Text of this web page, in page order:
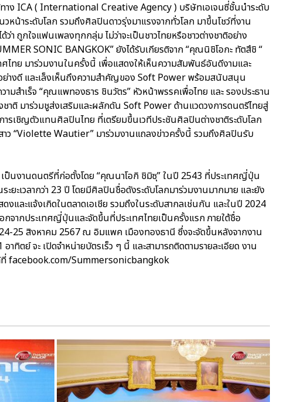
าง ICA ( International Creative Agency ) บริษัทเอเจนซี่ชั้นนําระดับ
น้าระดับโลก รวมถึงศิลปินดาวรุ่งมาแรงจากทั่วโลก มาขึ้นโชว์ที่งาน
า ถูกใจแฟนเพลงทุกกลุ่ม ไม่ว่าจะเป็นชาวไทยหรือชาวต่างชาติอย่าง
SONIC BANGKOK” ยังได้รับเกียรติจาก “คุณนิชิโอกะ ทัตสึชิ “
ทย มาร่วมงานในครั้งนี้ เพื่อแสดงให้เห็นความสัมพันธ์อันดีงามและ
างดี และเล็งเห็นถึงความสําคัญของ Soft Power พร้อมสนับสนุน
มสําเร็จ “คุณแพทองธาร ชินวัตร” หัวหน้าพรรคเพื่อไทย และ รองประธาน
าติ มาร่วมชูส่งเสริมและผลักดัน Soft Power ด้านแวดวงการดนตรีไทยสู่
รเชิญตัวแทนศิลปินไทย ที่เตรียมขึ้นเวทีประชันศิลปินต่างชาติระดับโลก
าว “Violette Wautier” มาร่วมงานแถลงข่าวครั้งนี้ รวมถึงศิลปินรับ
ป็นงานดนตรีที่ก่อตั้งโดย “คุณนาโอกิ ชิมิซุ” ในปี 2543 ที่ประเทศญี่ปุ่น
ยะเวลากว่า 23 ปี โดยมีศิลปินชื่อดังระดับโลกมาร่วมงานมากมาย และยัง
งและแจ้งเกิดในตลาดเอเชีย รวมถึงในระดับสากลเช่นกัน และในปี 2024
จากประเทศญี่ปุ่นและจัดขึ้นที่ประเทศไทยเป็นครั้งแรก ภายใต้ชื่อ
25 สิงหาคม 2567 ณ อิมแพค เมืองทองธานี ซึ่งจะจัดขึ้นหลังจากงาน
ทิตย์ จะ เปิดจําหน่ายบัตรเร็ว ๆ นี้ และสามารถติดตามรายละเอียด งาน
ที่ facebook.com/Summersonicbangkok